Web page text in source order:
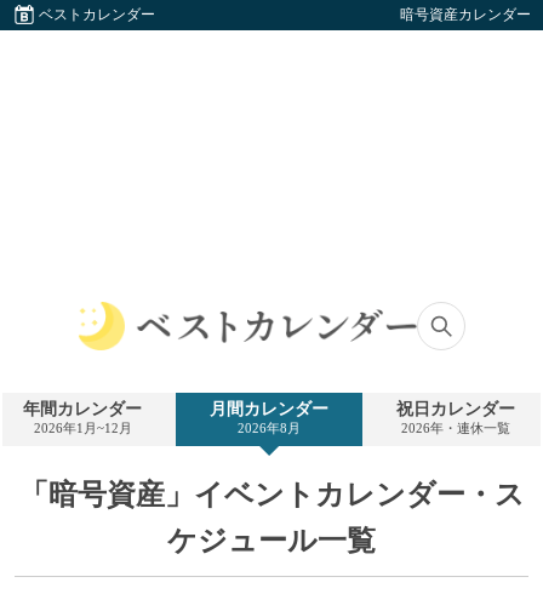
ベストカレンダー 暗号資産カレンダー
ト
カ
ダ
ー
年間カレンダー
2026年1月~12月
月間カレンダー
2026年8月
祝日カレンダー
2026年・連休一覧
「暗号資産」イベントカレンダー・ス
ケジュール一覧